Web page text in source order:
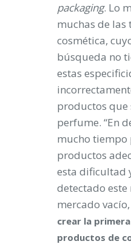
packaging. Lo
muchas de las
cosmética,
búsqueda no
estas
productos que
perfume. “En
mucho tiempo
productos
esta dificultad
detectado este
mercado vacío,
crear la
productos de